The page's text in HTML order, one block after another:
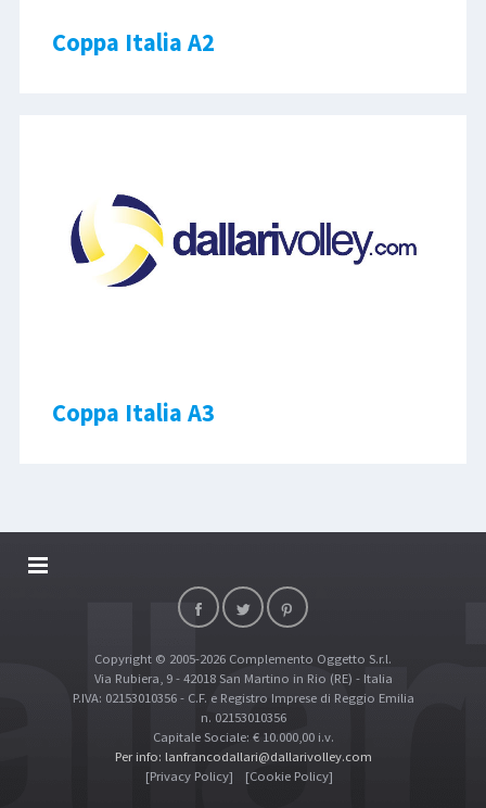
Coppa Italia A2
Coppa Italia A3
DALLARIVOLLEY SOSTIENE
TOP RICERCHE
SITE MAP
Copyright © 2005-2026 Complemento Oggetto S.r.l.
Via Rubiera, 9 - 42018 San Martino in Rio (RE) - Italia
P.IVA: 02153010356 - C.F. e Registro Imprese di Reggio Emilia
n. 02153010356
Capitale Sociale: € 10.000,00 i.v.
Per info: lanfrancodallari@dallarivolley.com
[Privacy Policy]
[Cookie Policy]